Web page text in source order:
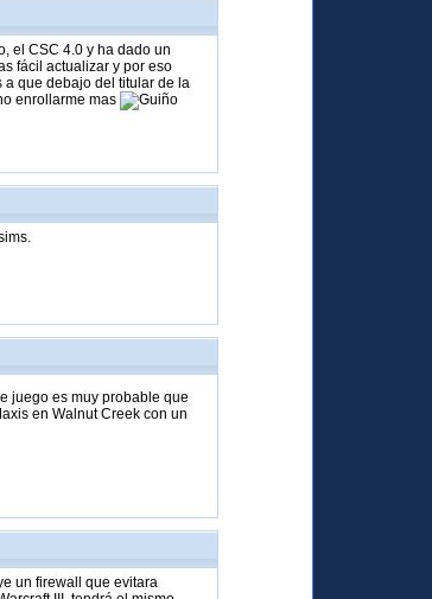
el CSC 4.0 y ha dado un
fácil actualizar y por eso
a que debajo del titular de la
enrollarme mas
juego es muy probable que
en Walnut Creek con un
un firewall que evitara